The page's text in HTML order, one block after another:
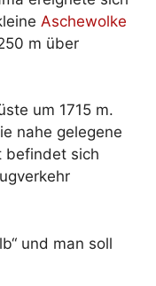
Aschewolke
m über
um 1715 m.
nahe gelegene
befindet sich
und man soll